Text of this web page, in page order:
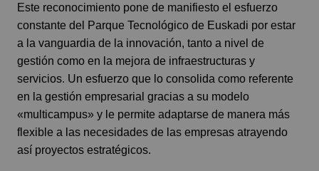
Este reconocimiento pone de manifiesto el esfuerzo
constante del Parque Tecnológico de Euskadi por estar
a la vanguardia de la innovación, tanto a nivel de
gestión como en la mejora de infraestructuras y
servicios. Un esfuerzo que lo consolida como referente
en la gestión empresarial gracias a su modelo
«multicampus» y le permite adaptarse de manera más
flexible a las necesidades de las empresas atrayendo
así proyectos estratégicos.